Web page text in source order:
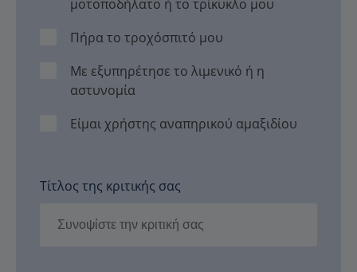
μοτοποδήλατο ή το τρίκυκλο μου
Πήρα το τροχόσπιτό μου
Με εξυπηρέτησε το λιμενικό ή η
αστυνομία
Είμαι χρήστης αναπηρικού αμαξιδίου
Τίτλος της κριτικής σας